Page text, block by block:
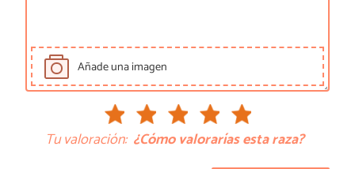
Añade una imagen
Tu valoración: ¿Cómo valorarías esta raza?